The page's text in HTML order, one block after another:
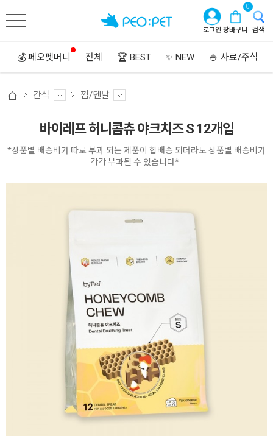
로그인 장바구니
0
검색
💰 페오펫머니 전체 🏆 BEST ✨ NEW 🍚 사료/주식
간식 껌/덴탈
바이레프 허니콤츄 야크치즈 S 12개입
*상품별 배송비가 따로 부과 되는 제품이 합배송 되더라도 상품별 배송비가
각각 부과될 수 있습니다*